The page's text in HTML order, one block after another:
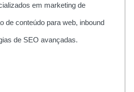
em marketing de
de conteúdo para web, inbound
de SEO avançadas.